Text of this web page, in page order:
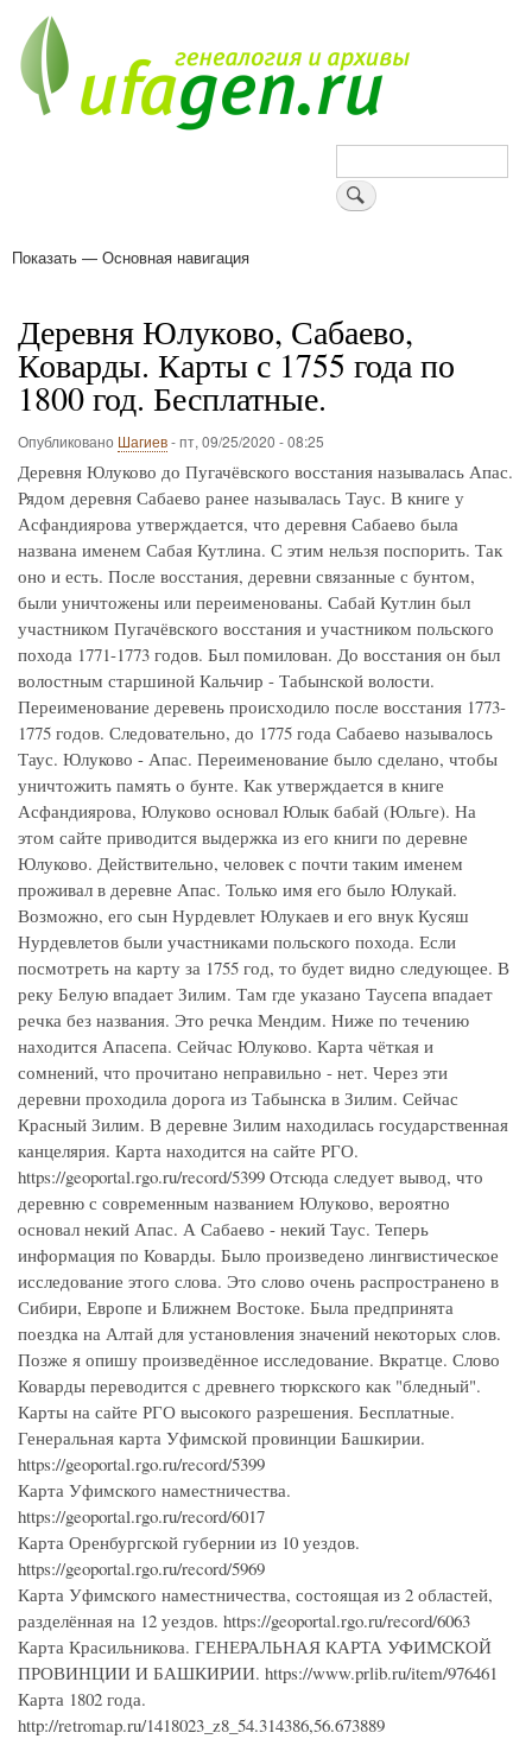
основному
содержанию
Поиск
Основная
Показать — Основная навигация
Деревня Юлуково, Сабаево,
Коварды. Карты с 1755 года по
1800 год. Бесплатные.
Опубликовано Шагиев-пт, 09/25/2020 - 08:25
Деревня Юлуково до Пугачёвского восстания называлась Апас.
Рядом деревня Сабаево ранее называлась Таус. В книге у
Асфандиярова утверждается, что деревня Сабаево была
названа именем Сабая Кутлина. С этим нельзя поспорить. Так
оно и есть. После восстания, деревни связанные с бунтом,
были уничтожены или переименованы. Сабай Кутлин был
участником Пугачёвского восстания и участником польского
похода 1771-1773 годов. Был помилован. До восстания он был
волостным старшиной Кальчир - Табынской волости.
Переименование деревень происходило после восстания 1773-
1775 годов. Следовательно, до 1775 года Сабаево называлось
Таус. Юлуково - Апас. Переименование было сделано, чтобы
уничтожить память о бунте. Как утверждается в книге
Асфандиярова, Юлуково основал Юлык бабай (Юльге). На
этом сайте приводится выдержка из его книги по деревне
Юлуково. Действительно, человек с почти таким именем
проживал в деревне Апас. Только имя его было Юлукай.
Возможно, его сын Нурдевлет Юлукаев и его внук Кусяш
Нурдевлетов были участниками польского похода. Если
посмотреть на карту за 1755 год, то будет видно следующее. В
реку Белую впадает Зилим. Там где указано Таусепа впадает
речка без названия. Это речка Мендим. Ниже по течению
находится Апасепа. Сейчас Юлуково. Карта чёткая и
сомнений, что прочитано неправильно - нет. Через эти
деревни проходила дорога из Табынска в Зилим. Сейчас
Красный Зилим. В деревне Зилим находилась государственная
канцелярия. Карта находится на сайте РГО.
https://geoportal.rgo.ru/record/5399 Отсюда следует вывод, что
деревню с современным названием Юлуково, вероятно
основал некий Апас. А Сабаево - некий Таус. Теперь
информация по Коварды. Было произведено лингвистическое
исследование этого слова. Это слово очень распространено в
Сибири, Европе и Ближнем Востоке. Была предпринята
поездка на Алтай для установления значений некоторых слов.
Позже я опишу произведённое исследование. Вкратце. Слово
Коварды переводится с древнего тюркского как "бледный".
Карты на сайте РГО высокого разрешения. Бесплатные.
Генеральная карта Уфимской провинции Башкирии.
https://geoportal.rgo.ru/record/5399
Карта Уфимского наместничества.
https://geoportal.rgo.ru/record/6017
Карта Оренбургской губернии из 10 уездов.
https://geoportal.rgo.ru/record/5969
Карта Уфимского наместничества, состоящая из 2 областей,
разделённая на 12 уездов. https://geoportal.rgo.ru/record/6063
Карта Красильникова. ГЕНЕРАЛЬНАЯ КАРТА УФИМСКОЙ
ПРОВИНЦИИ И БАШКИРИИ. https://www.prlib.ru/item/976461
Карта 1802 года.
http://retromap.ru/1418023_z8_54.314386,56.673889